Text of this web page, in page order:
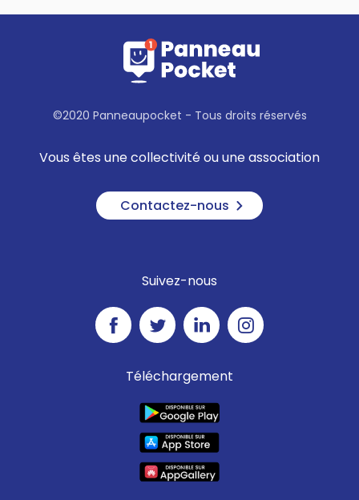
©2020 Panneaupocket - Tous droits réservés
Vous êtes une collectivité ou une association
Contactez-nous
Suivez-nous
Téléchargement